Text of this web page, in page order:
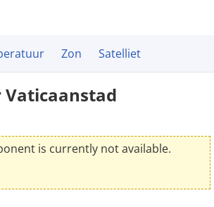
Zon Satelliet
is currently not available.